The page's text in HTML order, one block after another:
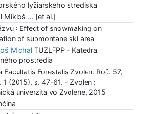
lyžiarskeho strediska
Mikloš ... [et al.]
: Effect of snowmaking on
of submontane ski area
MichalTUZLFPP - Katedra
prostredia
Facultatis Forestalis Zvolen. Roč. 57,
1 (2015), s. 47-61. - Zvolen :
univerzita vo Zvolene, 2015